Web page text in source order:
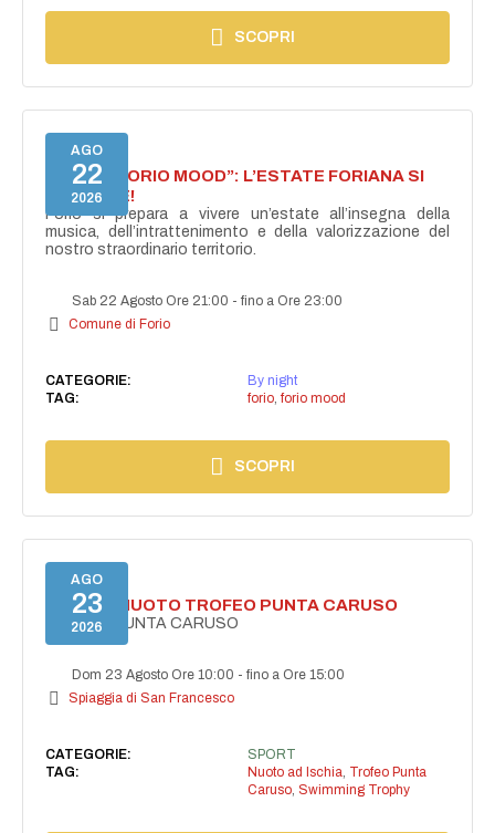
SCOPRI
AGO
22
2026
NASCE “FORIO MOOD”: L’ESTATE FORIANA SI
ACCENDE!
Forio si prepara a vivere un’estate all’insegna della
musica, dell’intrattenimento e della valorizzazione del
nostro straordinario territorio.
Sab 22 Agosto Ore 21:00 -fino a Ore 23:00
Comune di Forio
CATEGORIE:
By night
TAG:
forio, forio mood
SCOPRI
AGO
23
2026
GARA DI NUOTO TROFEO PUNTA CARUSO
TROFEO PUNTA CARUSO
Dom 23 Agosto Ore 10:00 -fino a Ore 15:00
Spiaggia di San Francesco
CATEGORIE:
SPORT
TAG:
Nuoto ad Ischia, Trofeo Punta
Caruso, Swimming Trophy